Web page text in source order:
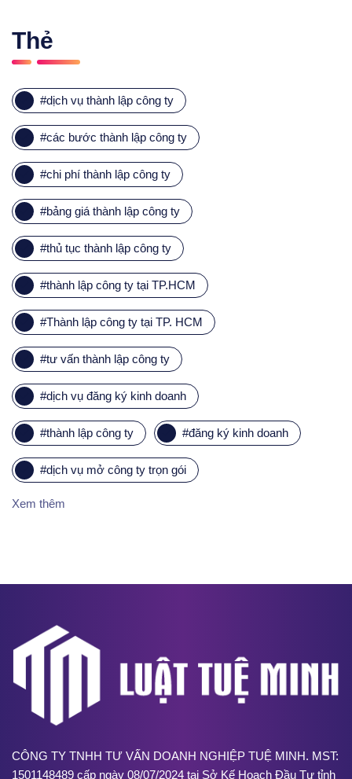
Thẻ
#dịch vụ thành lập công ty
#các bước thành lập công ty
#chi phí thành lập công ty
#bảng giá thành lập công ty
#thủ tục thành lập công ty
#thành lập công ty tại TP.HCM
#Thành lập công ty tại TP. HCM
#tư vấn thành lập công ty
#dịch vụ đăng ký kinh doanh
#thành lập công ty #đăng ký kinh doanh
#dịch vụ mở công ty trọn gói
Xem thêm
CÔNG TY TNHH TƯ VẤN DOANH NGHIỆP TUỆ MINH. MST:
1501148489 cấp ngày 08/07/2024 tại Sở Kế Hoạch Đầu Tư tỉnh